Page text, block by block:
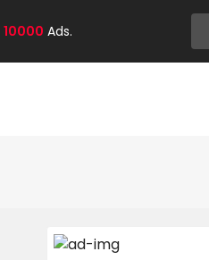
10000 Ads.